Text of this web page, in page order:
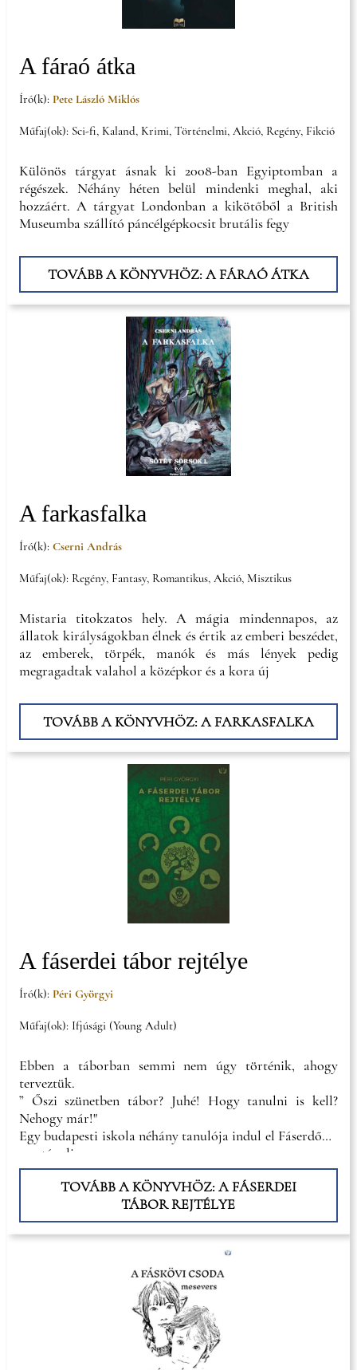
A fáraó átka
Író(k): Pete László Miklós
Műfaj(ok): Sci-fi, Kaland, Krimi, Történelmi, Akció, Regény, Fikció
Különös tárgyat ásnak ki 2008-ban Egyiptomban a
régészek. Néhány héten belül mindenki meghal, aki
hozzáért. A tárgyat Londonban a kikötőből a British
Museumba szállító páncélgépkocsit brutális fegy
TOVÁBB A KÖNYVHÖZ: A FÁRAÓ ÁTKA
A farkasfalka
Író(k): Cserni András
Műfaj(ok): Regény, Fantasy, Romantikus, Akció, Misztikus
Mistaria titokzatos hely. A mágia mindennapos, az
állatok királyságokban élnek és értik az emberi beszédet,
az emberek, törpék, manók és más lények pedig
megragadtak valahol a középkor és a kora új
TOVÁBB A KÖNYVHÖZ: A FARKASFALKA
A fáserdei tábor rejtélye
Író(k): Péri Györgyi
Műfaj(ok): Ifjúsági (Young Adult)
Ebben a táborban semmi nem úgy történik, ahogy
terveztük.
” Őszi szünetben tábor? Juhé! Hogy tanulni is kell?
Nehogy már!"
Egy budapesti iskola néhány tanulója indul el Fáserdőbe,
egy távoli
TOVÁBB A KÖNYVHÖZ: A FÁSERDEI
TÁBOR REJTÉLYE